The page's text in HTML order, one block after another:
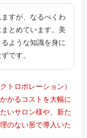
すが、なるべくわ
とめています。美
ような知識を身に
です。
トロポレーション）
かるコストを大幅に
いサロン様や、新た
のない形で導入いた